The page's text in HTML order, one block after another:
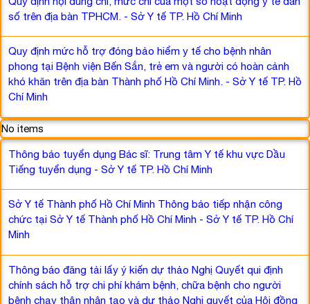
số trên địa bàn TPHCM. - Sở Y tế TP. Hồ Chí Minh
Quy định mức hỗ trợ đóng bảo hiểm y tế cho bệnh nhân
phong tại Bệnh viện Bến Sắn, trẻ em và người có hoàn cảnh
khó khăn trên địa bàn Thành phố Hồ Chí Minh. - Sở Y tế TP. Hồ
Chí Minh
No items
Thông báo tuyển dụng Bác sĩ: Trung tâm Y tế khu vực Dầu
Tiếng tuyển dụng - Sở Y tế TP. Hồ Chí Minh
Sở Y tế Thành phố Hồ Chí Minh Thông báo tiếp nhận công
chức tại Sở Y tế Thành phố Hồ Chí Minh - Sở Y tế TP. Hồ Chí
Minh
Thông báo đăng tải lấy ý kiến dự thảo Nghị Quyết qui định
chính sách hỗ trợ chi phí khám bệnh, chữa bệnh cho người
bệnh chạy thận nhân tạo và dự thảo Nghị quyết của Hội đồng